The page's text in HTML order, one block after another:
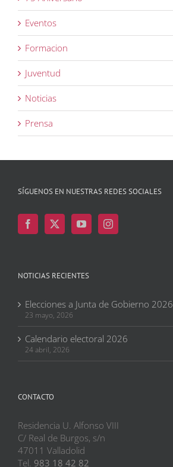
Eventos
Formacion
Juventud
Noticias
Prensa
SÍGUENOS EN NUESTRAS REDES SOCIALES
NOTICIAS RECIENTES
Elecciones a Junta de Gobierno 2026
23 mayo, 2026
Calendario electoral 2026
24 abril, 2026
CONTACTO
Residencia U. Alfonso VIII
C/ Real de Burgos, s/n
47011 Valladolid
Tel. 983 18 42 82